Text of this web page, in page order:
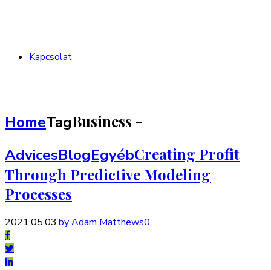
Kapcsolat
HomeTagBusiness -
AdvicesBlogEgyébCreating Profit
Through Predictive Modeling
Processes
2021.05.03.by Adam Matthews0